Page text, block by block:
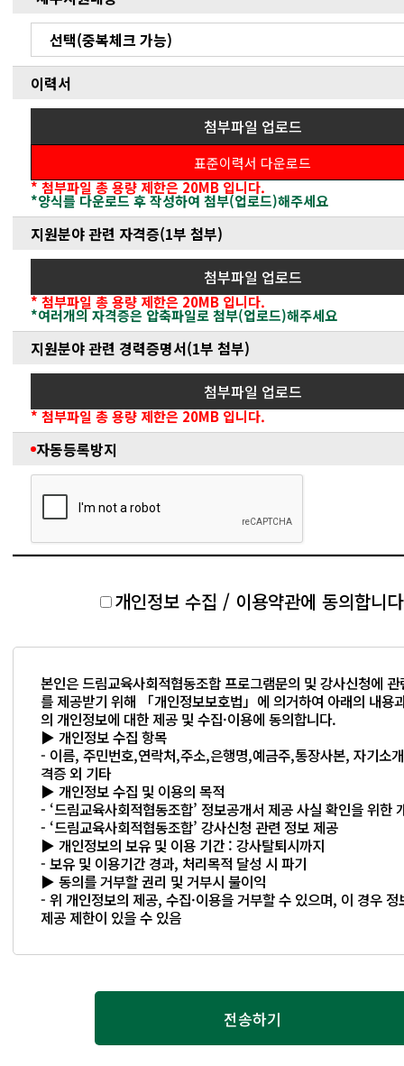
선택(중복체크 가능)
이력서
첨부파일 업로드
표준이력서 다운로드
* 첨부파일 총 용량 제한은 20MB 입니다.
*양식를 다운로드 후 작성하여 첨부(업로드)해주세요
지원분야 관련 자격증(1부 첨부)
첨부파일 업로드
* 첨부파일 총 용량 제한은 20MB 입니다.
*여러개의 자격증은 압축파일로 첨부(업로드)해주세요
지원분야 관련 경력증명서(1부 첨부)
첨부파일 업로드
* 첨부파일 총 용량 제한은 20MB 입니다.
자동등록방지
개인정보 수집 / 이용약관에 동의합니
본인은 드림교육사회적협동조합 프로그램문의 및 강사신청에
를 제공받기 위해 「개인정보보호법」에 의거하여 아래의 내용
의 개인정보에 대한 제공 및 수집·이용에 동의합니다.
▶ 개인정보 수집 항목
- 이름, 주민번호,연락처,주소,은행명,예금주,통장사본, 자기소
격증 외 기타
▶ 개인정보 수집 및 이용의 목적
- ‘드림교육사회적협동조합’ 정보공개서 제공 사실 확인을 위한
- ‘드림교육사회적협동조합’ 강사신청 관련 정보 제공
▶ 개인정보의 보유 및 이용 기간 : 강사탈퇴시까지
- 보유 및 이용기간 경과, 처리목적 달성 시 파기
▶ 동의를 거부할 권리 및 거부시 불이익
- 위 개인정보의 제공, 수집·이용을 거부할 수 있으며, 이 경우 정
제공 제한이 있을 수 있음
전송하기